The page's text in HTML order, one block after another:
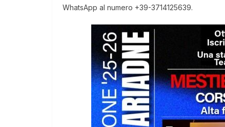
WhatsApp al numero +39-3714125639.